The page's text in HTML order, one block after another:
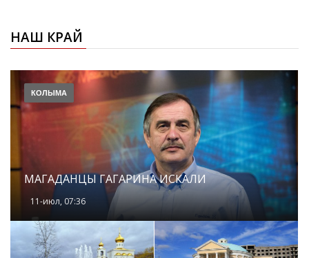
НАШ КРАЙ
КОЛЫМА
МАГАДАНЦЫ ГАГАРИНА ИСКАЛИ
11-июл, 07:36